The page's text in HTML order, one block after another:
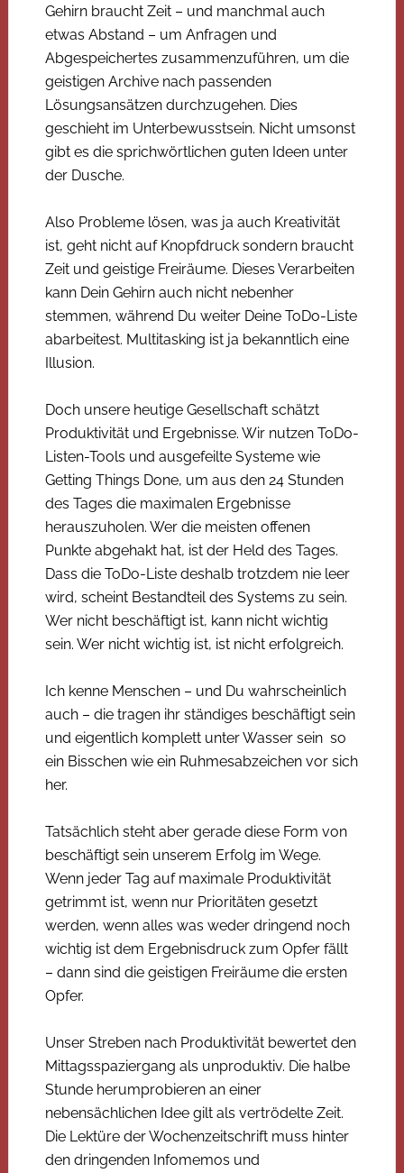
Gehirn braucht Zeit – und manchmal auch
etwas Abstand – um Anfragen und
Abgespeichertes zusammenzuführen, um die
geistigen Archive nach passenden
Lösungsansätzen durchzugehen. Dies
geschieht im Unterbewusstsein. Nicht umsonst
gibt es die sprichwörtlichen guten Ideen unter
der Dusche.
Also Probleme lösen, was ja auch Kreativität
ist, geht nicht auf Knopfdruck sondern braucht
Zeit und geistige Freiräume. Dieses Verarbeiten
kann Dein Gehirn auch nicht nebenher
stemmen, während Du weiter Deine ToDo-Liste
abarbeitest. Multitasking ist ja bekanntlich eine
Illusion.
Doch unsere heutige Gesellschaft schätzt
Produktivität und Ergebnisse. Wir nutzen ToDo-
Listen-Tools und ausgefeilte Systeme wie
Getting Things Done, um aus den 24 Stunden
des Tages die maximalen Ergebnisse
herauszuholen. Wer die meisten offenen
Punkte abgehakt hat, ist der Held des Tages.
Dass die ToDo-Liste deshalb trotzdem nie leer
wird, scheint Bestandteil des Systems zu sein.
Wer nicht beschäftigt ist, kann nicht wichtig
sein. Wer nicht wichtig ist, ist nicht erfolgreich.
Ich kenne Menschen – und Du wahrscheinlich
auch – die tragen ihr ständiges beschäftigt sein
und eigentlich komplett unter Wasser sein so
ein Bisschen wie ein Ruhmesabzeichen vor sich
her.
Tatsächlich steht aber gerade diese Form von
beschäftigt sein unserem Erfolg im Wege.
Wenn jeder Tag auf maximale Produktivität
getrimmt ist, wenn nur Prioritäten gesetzt
werden, wenn alles was weder dringend noch
wichtig ist dem Ergebnisdruck zum Opfer fällt
– dann sind die geistigen Freiräume die ersten
Opfer.
Unser Streben nach Produktivität bewertet den
Mittagsspaziergang als unproduktiv. Die halbe
Stunde herumprobieren an einer
nebensächlichen Idee gilt als vertrödelte Zeit.
Die Lektüre der Wochenzeitschrift muss hinter
den dringenden Infomemos und